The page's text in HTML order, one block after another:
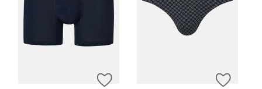
ZUR WUNSCHLISTE HINZUFÜGEN
ZUR